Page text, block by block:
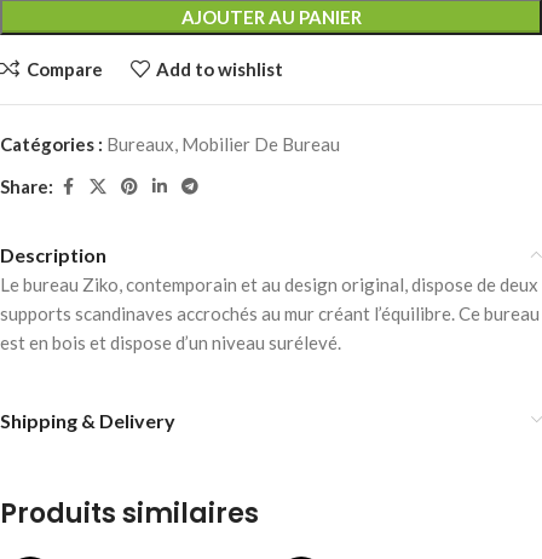
AJOUTER AU PANIER
Compare Add to wishlist
Catégories : Bureaux Mobilier De Bureau
Share:
Description
Le bureau Ziko, contemporain et au design original, dispose de deux
supports scandinaves accrochés au mur créant l’équilibre. Ce bureau
est en bois et dispose d’un niveau surélevé.
Shipping & Delivery
Produits similaires